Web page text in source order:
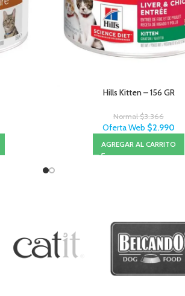
Hills Kitten – 156 GR
Normal$3.366
Oferta Web $2.990
AGREGAR AL CARRITO